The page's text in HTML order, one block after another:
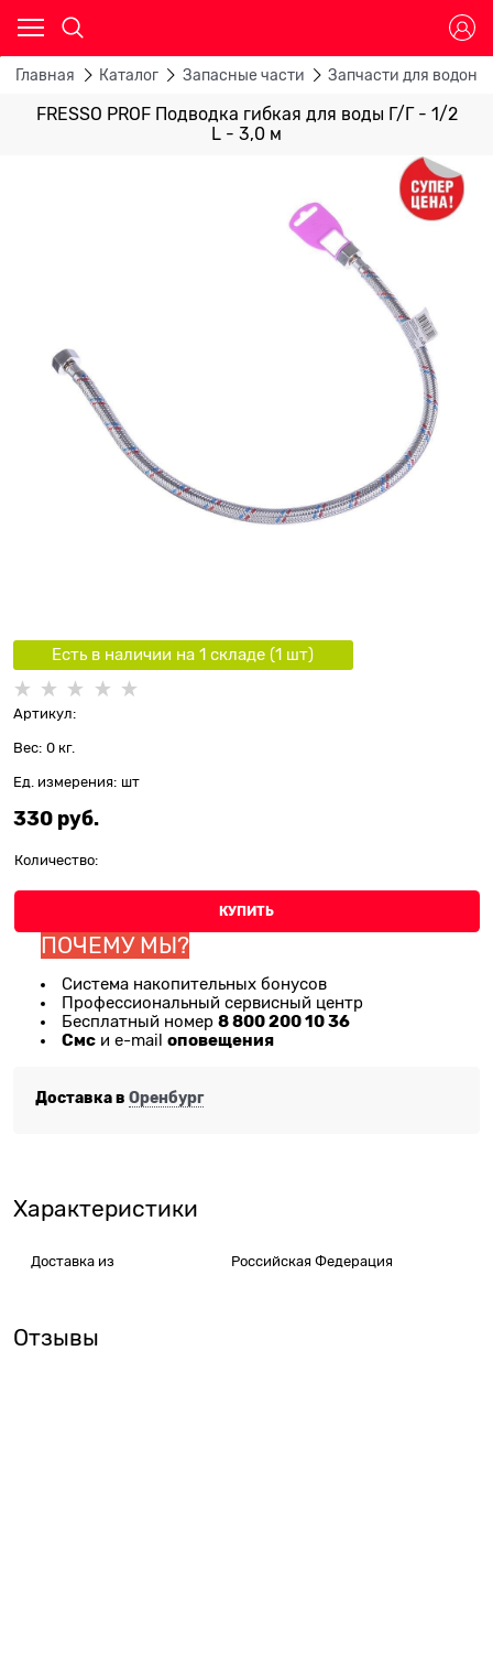
Главная Каталог Запасные части Запчасти для
FRESSO PROF Подводка гибкая для воды Г/Г - 1/2
L - 3,0 м
Есть в наличии на 1 складe (1 шт)
Артикул:
Вес: 0 кг.
Ед. измерения: шт
330 руб.
Количество:
КУПИТЬ
ПОЧЕМУ МЫ?
Система накопительных бонусов
Профессиональный сервисный центр
Бесплатный номер 8 800 200 10 36
Смс и e-mail оповещения
Доставка в Оренбург
Характеристики
Доставка из Российская Федерация
Отзывы